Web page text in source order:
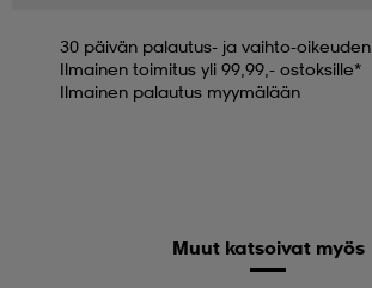
30 päivän palautus- ja vaihto-oikeuden
Ilmainen toimitus yli 99,99,- ostoksille*
Ilmainen palautus myymälään
Muut katsoivat myös